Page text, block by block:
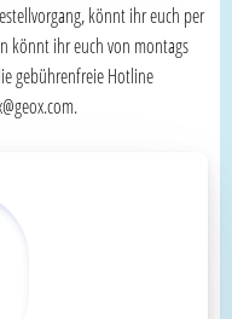
könnt ihr euch per
könnt ihr euch von montags
gebührenfreie Hotline